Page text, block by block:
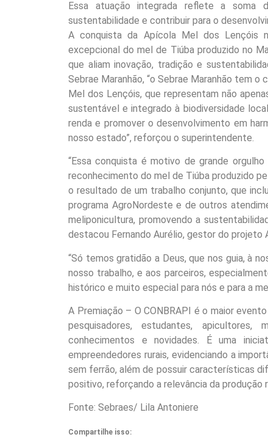
Essa atuação integrada reflete a soma
sustentabilidade e contribuir para o
A conquista da Apícola Mel dos Lençóis
excepcional do mel de Tiúba produzido no
que aliam inovação, tradição e
Sebrae Maranhão, “o Sebrae Maranhão tem
Mel dos Lençóis, que representam não
sustentável e integrado à biodiversidade
renda e promover o desenvolvimento em
nosso estado”, reforçou o superintendente.
“Essa conquista é motivo de grande
reconhecimento do mel de Tiúba produzido
o resultado de um trabalho conjunto, que
programa AgroNordeste e de outros
meliponicultura, promovendo a
destacou Fernando Aurélio, gestor do projeto
“Só temos gratidão a Deus, que nos guia, à
nosso trabalho, e aos parceiros,
histórico e muito especial para nós e para a
A Premiação – O CONBRAPI é o maior
pesquisadores, estudantes,
conhecimentos e novidades. É uma
empreendedores rurais, evidenciando a
sem ferrão, além de possuir características
positivo, reforçando a relevância da produção
Fonte: Sebraes/ Lila Antoniere
Compartilhe isso: